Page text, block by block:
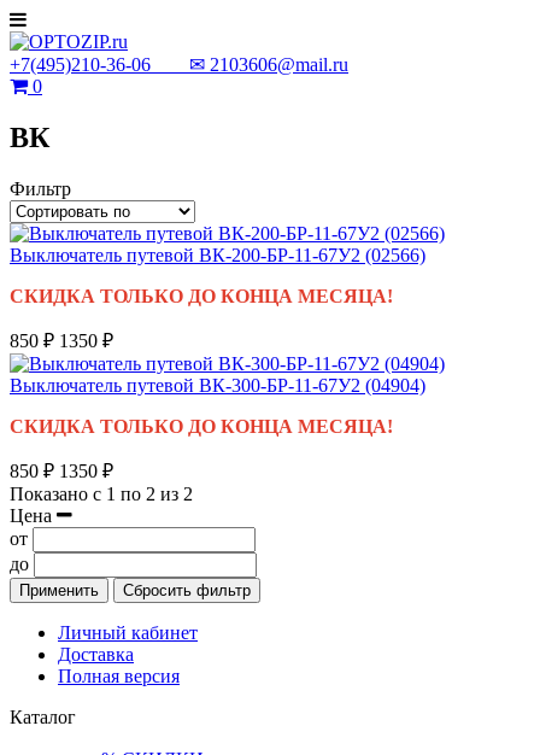
+7(495)210-36-06 ✉ 2103606@mail.ru
0
ВК
Фильтр
Выключатель путевой ВК-200-БР-11-67У2 (02566)
СКИДКА ТОЛЬКО ДО КОНЦА МЕСЯЦА!
850 ₽ 1350 ₽
Выключатель путевой ВК-300-БР-11-67У2 (04904)
СКИДКА ТОЛЬКО ДО КОНЦА МЕСЯЦА!
850 ₽ 1350 ₽
Показано с 1 по 2 из 2
Цена
от
до
Применить Сбросить фильтр
Личный кабинет
Доставка
Полная версия
Каталог